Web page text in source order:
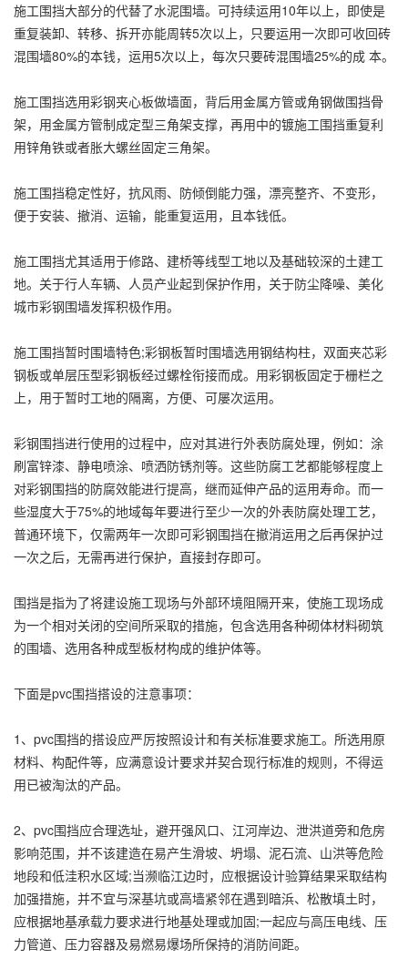
施工围挡大部分的代替了水泥围墙。可持续运用10年以上，即使是
重复装卸、转移、拆开亦能周转5次以上，只要运用一次即可收回砖
混围墙80%的本钱，运用5次以上，每次只要砖混围墙25%的成 本。
施工围挡选用彩钢夹心板做墙面，背后用金属方管或角钢做围挡骨
架，用金属方管制成定型三角架支撑，再用中的镀施工围挡重复利
用锌角铁或者胀大螺丝固定三角架。
施工围挡稳定性好，抗风雨、防倾倒能力强，漂亮整齐、不变形，
便于安装、撤消、运输，能重复运用，且本钱低。
施工围挡尤其适用于修路、建桥等线型工地以及基础较深的土建工
地。关于行人车辆、人员产业起到保护作用，关于防尘降噪、美化
城市彩钢围墙发挥积极作用。
施工围挡暂时围墙特色;彩钢板暂时围墙选用钢结构柱，双面夹芯彩
钢板或单层压型彩钢板经过螺栓衔接而成。用彩钢板固定于栅栏之
上，用于暂时工地的隔离，方便、可屡次运用。
彩钢围挡进行使用的过程中，应对其进行外表防腐处理，例如：涂
刷富锌漆、静电喷涂、喷洒防锈剂等。这些防腐工艺都能够程度上
对彩钢围挡的防腐效能进行提高，继而延伸产品的运用寿命。而一
些湿度大于75%的地域每年要进行至少一次的外表防腐处理工艺，
普通环境下，仅需两年一次即可彩钢围挡在撤消运用之后再保护过
一次之后，无需再进行保护，直接封存即可。
围挡是指为了将建设施工现场与外部环境阻隔开来，使施工现场成
为一个相对关闭的空间所采取的措施，包含选用各种砌体材料砌筑
的围墙、选用各种成型板材构成的维护体等。
下面是pvc围挡搭设的注意事项：
1、pvc围挡的搭设应严厉按照设计和有关标准要求施工。所选用原
材料、构配件等，应满意设计要求并契合现行标准的规则，不得运
用已被淘汰的产品。
2、pvc围挡应合理选址，避开强风口、江河岸边、泄洪道旁和危房
影响范围，并不该建造在易产生滑坡、坍塌、泥石流、山洪等危险
地段和低洼积水区域;当濒临江边时，应根据设计验算结果采取结构
加强措施，并不宜与深基坑或高墙紧邻在遇到暗浜、松散填土时，
应根据地基承载力要求进行地基处理或加固;一起应与高压电线、压
力管道、压力容器及易燃易爆场所保持的消防间距。